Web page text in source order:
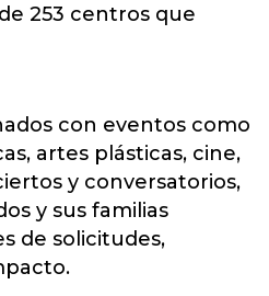
253 centros que
con eventos como
artes plásticas, cine,
y conversatorios,
y sus familias
de solicitudes,